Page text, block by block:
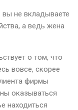
не вкладываете
а ведь жена
о том, что
вовсе, скорее
фирмы
оказываться
находиться